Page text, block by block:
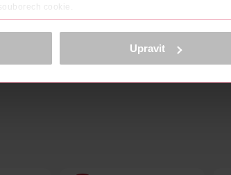
cookie.
a reklam, funkcí sociálních médií, analýze
osobních údajů.
<
Upravit
ZOBRAZIT VÍCE